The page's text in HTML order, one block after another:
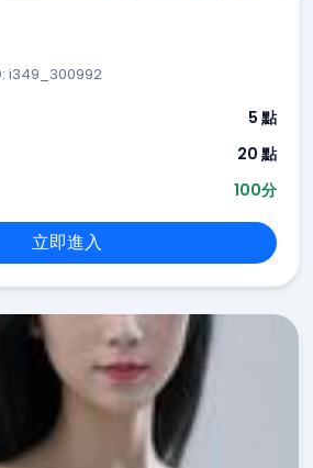
i349_300992
5 點
20 點
100分
立即進入